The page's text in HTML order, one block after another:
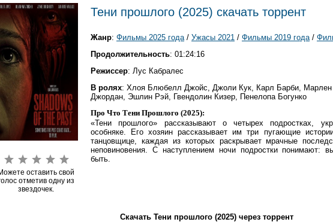
оставить свой
отметив одну из
звездочек.
Тени прошлого (2025) скачать торрент
Жанр: Фильмы 2025 года/ Ужасы 2021 / Фильмы 2019 года/
Продолжительность: 01:24:16
Режиссер: Лус Кабралес
В ролях: Хлоя Блюбелл Джойс, Джоли Кук, Карл Барби,
Джордан, Эшлин Рэй, Гвендолин Кизер, Пенелопа Богунко
Про Что Тени Прошлого (2025):
«Тени прошлого» рассказывают о четырех подростках,
особняке. Его хозяин рассказывает им три пугающие
танцовщице, каждая из которых раскрывает мрачные
неповиновения. С наступлением ночи подростки понимают:
быть.
Скачать Тени прошлого (2025) через торрент